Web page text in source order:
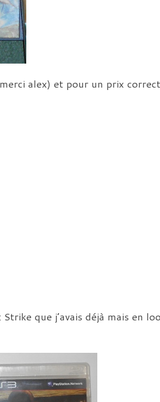
alex) et pour un prix
que j’avais déjà mais en